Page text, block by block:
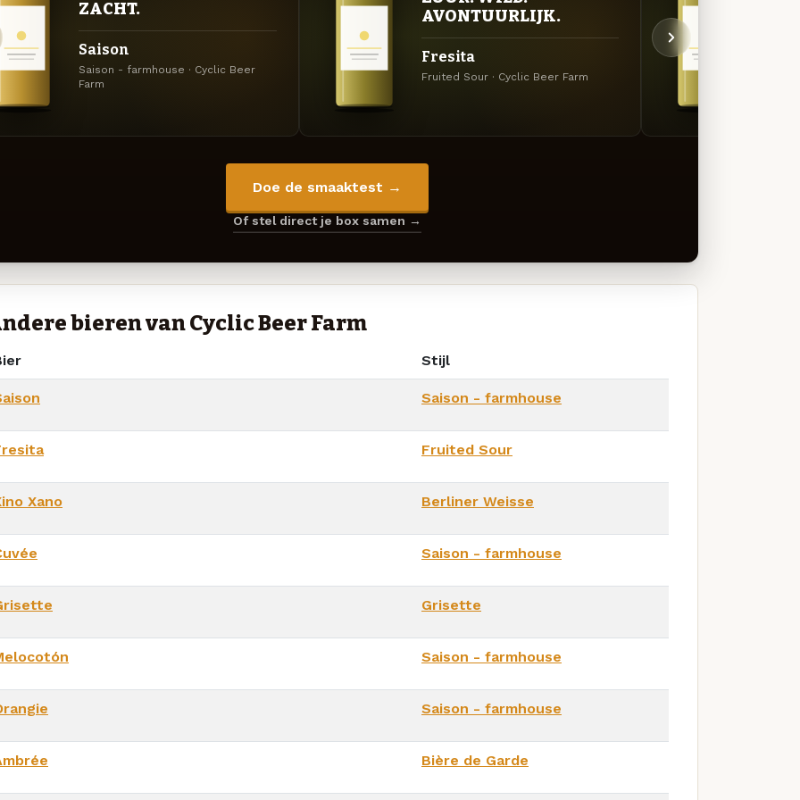
ZACHT.
Saison
Saison - farmhouse · Cyclic Beer
Farm
AVONTUURLIJK.
Fresita
Fruited Sour · Cyclic Beer Farm
Doe de smaaktest →
Of stel direct je box samen →
bieren van Cyclic Beer Farm
Stijl
Saison - farmhouse
Fruited Sour
Xano Berliner Weisse
Saison - farmhouse
Grisette
Saison - farmhouse
Saison - farmhouse
Bière de Garde